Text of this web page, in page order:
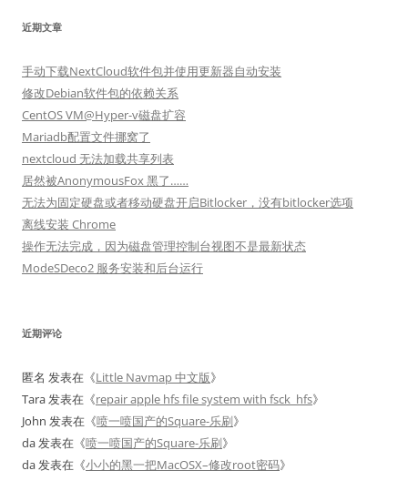
近期文章
手动下载NextCloud软件包并使用更新器自动安装
修改Debian软件包的依赖关系
CentOS VM@Hyper-v磁盘扩容
Mariadb配置文件挪窝了
nextcloud 无法加载共享列表
居然被AnonymousFox 黑了……
无法为固定硬盘或者移动硬盘开启Bitlocker，没有bitlocker选项
离线安装 Chrome
操作无法完成，因为磁盘管理控制台视图不是最新状态
ModeSDeco2 服务安装和后台运行
近期评论
匿名 发表在《Little Navmap 中文版》
Tara发表在《repair apple hfs file system with fsck_hfs》
John 发表在《喷一喷国产的Square-乐刷》
da发表在《喷一喷国产的Square-乐刷》
da发表在《小小的黑一把MacOSX–修改root密码》